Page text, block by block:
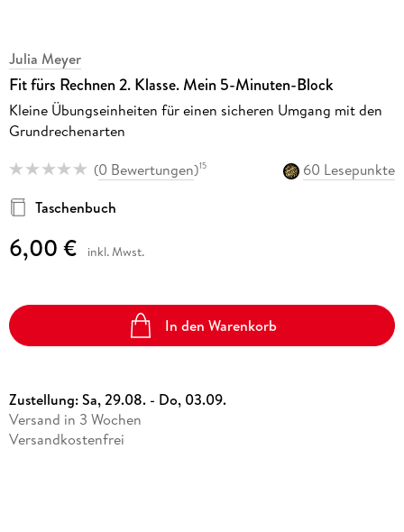
Julia Meyer
Fit fürs Rechnen 2. Klasse. Mein 5-Minuten-Block
Kleine Übungseinheiten für einen sicheren Umgang mit den
Grundrechenarten
(0 Bewertungen)15
60 Lesepunkte
Taschenbuch
6,00 € inkl. Mwst.
In den Warenkorb
Zustellung:Sa, 29.08. - Do, 03.09.
Versand in 3 Wochen
Versandkostenfrei